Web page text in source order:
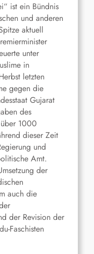
ist ein Bündnis
und anderen
aktuell
unter
in
letzten
gegen die
Gujarat
des
1000
dieser Zeit
und
Amt.
der
auch die
der Revision der
Faschisten